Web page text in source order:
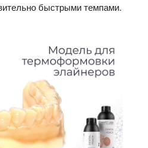
быстрыми темпами.